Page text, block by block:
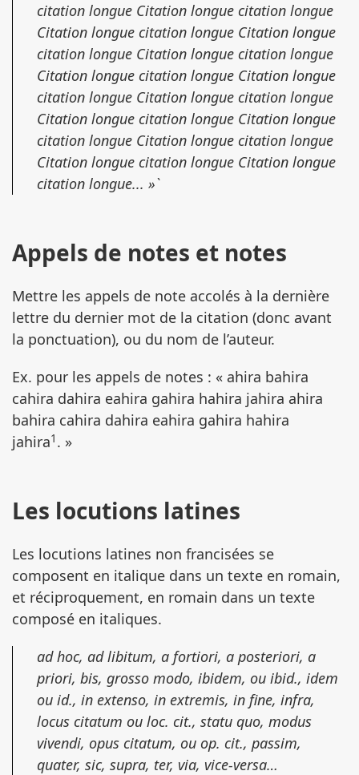
citation longue Citation longue citation longue
Citation longue citation longue Citation longue
citation longue Citation longue citation longue
Citation longue citation longue Citation longue
citation longue Citation longue citation longue
Citation longue citation longue Citation longue
citation longue Citation longue citation longue
Citation longue citation longue Citation longue
citation longue... »`
Appels de notes et notes
Mettre les appels de note accolés à la dernière
lettre du dernier mot de la citation (donc avant
la ponctuation), ou du nom de l’auteur.
Ex. pour les appels de notes : « ahira bahira
cahira dahira eahira gahira hahira jahira ahira
bahira cahira dahira eahira gahira hahira
jahira1 . »
Les locutions latines
Les locutions latines non francisées se
composent en italique dans un texte en romain,
et réciproquement, en romain dans un texte
composé en italiques.
ad hoc, ad libitum, a fortiori, a posteriori, a
priori, bis, grosso modo, ibidem, ou ibid., idem
ou id., in extenso, in extremis, in fine, infra,
locus citatum ou loc. cit., statu quo, modus
vivendi, opus citatum, ou op. cit., passim,
quater, sic, supra, ter, via, vice-versa…